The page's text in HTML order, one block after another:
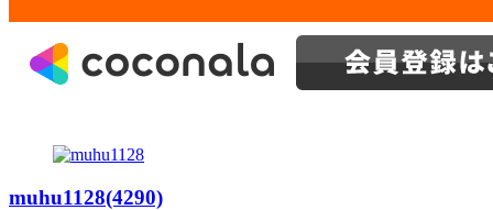
muhu1128(4290)